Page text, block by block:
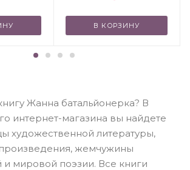
В КОРЗИНУ
Жанна батальйонерка? В
интернет-магазина вы найдете
художественной литературы,
жемчужины
и мировой поэзии. Все книги